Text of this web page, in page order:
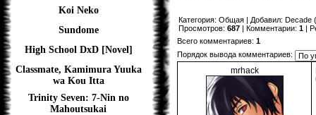
Koi Neko
Sundome
High School DxD [Novel]
Classmate, Kamimura Yuuka
wa Kou Itta
Trinity Seven: 7-Nin no
Mahoutsukai
Категория: Общая | Добавил: Decade
Просмотров: 687 | Комментарии: 1 |
Всего комментариев: 1
Порядок вывода комментариев:
mrhack